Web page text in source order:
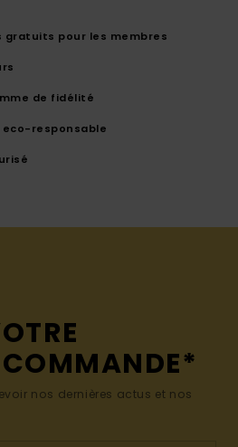
gratuits pour les membres
de fidélité
responsable
COMMANDE*
nos dernières actus et nos